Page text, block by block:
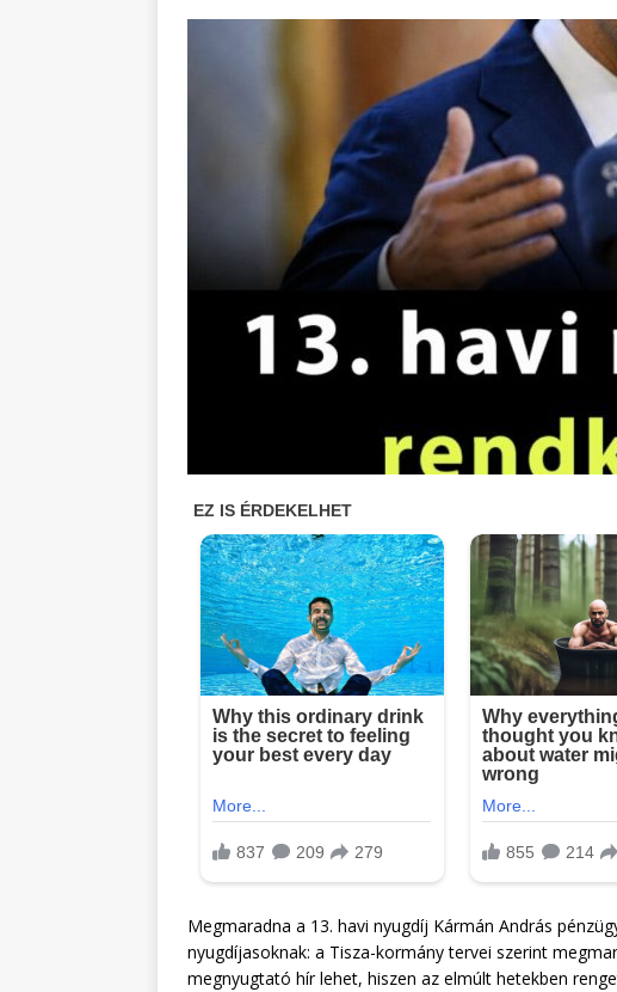
Megmaradna a 13. havi nyugdíj Kármán András
nyugdíjasoknak: a Tisza-kormány tervei szerint
megnyugtató hír lehet, hiszen az elmúlt hetekben